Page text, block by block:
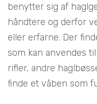
benytter sig af
håndtere og derfor
eller erfarne. Der
som kan anvendes
rifler, andre
finde et våben som